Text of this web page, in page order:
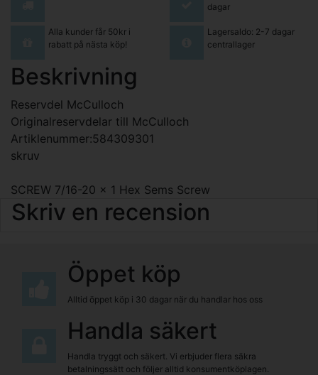
dagar
Alla kunder får 50kr i
rabatt på nästa köp!
Lagersaldo: 2-7 dagar
centrallager
Beskrivning
Reservdel McCulloch
Originalreservdelar till McCulloch
Artiklenummer:584309301
skruv
SCREW 7/16-20 x 1 Hex Sems Screw
Skriv en recension
Öppet köp
Alltid öppet köp i 30 dagar när du handlar hos oss
Handla säkert
Handla tryggt och säkert. Vi erbjuder flera säkra
betalningssätt och följer alltid konsumentköplagen.